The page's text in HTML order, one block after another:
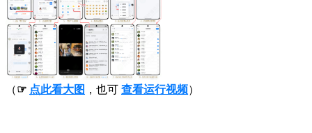
（☞ 点此看大图 ，也可 查看运行视频）